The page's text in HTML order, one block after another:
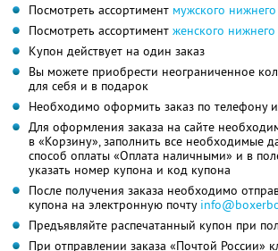
Посмотреть ассортимент мужского
Посмотреть ассортимент женского
Купон действует на один заказ
Вы можете приобрести неограниченное
для себя и в подарок
Необходимо оформить заказ по телефону
Для оформления заказа на сайте
в «Корзину», заполнить все необходимые
способ оплаты «Оплата наличными» и в
указать номер купона и код купона
После получения заказа необходимо
купона на электронную почту
Предъявляйте распечатанный купон при
При отправлении заказа «Почтой России»